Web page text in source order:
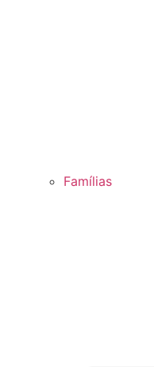
Famílias